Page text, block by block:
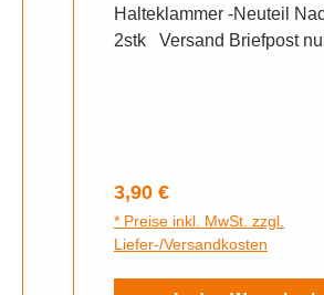
Halteklammer -Neuteil
2stk Versand Briefpost nur
erstellen ihnen nach
des Warenkorbes den
Versandwiderruf
14Tage
Regulärer Preis:
3,90 €
* Preise inkl. MwSt. zzgl.
Liefer-/Versandkosten